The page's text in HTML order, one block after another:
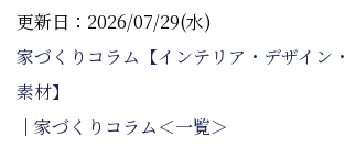
更新日：2026/07/29(水)
家づくりコラム【インテリア・デザイン・
素材】
｜ 家づくりコラム＜一覧＞